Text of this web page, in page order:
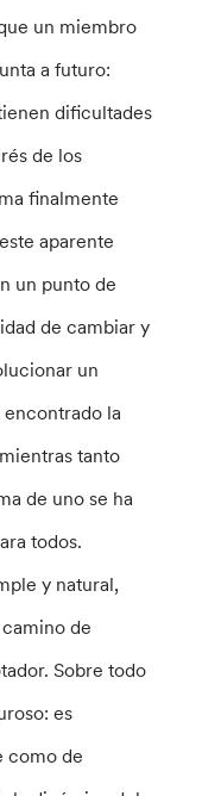
un miembro
a futuro:
dificultades
de los
finalmente
aparente
un punto de
de cambiar y
un
la
tanto
de uno se ha
todos.
y natural,
de
Sobre todo
es
como de